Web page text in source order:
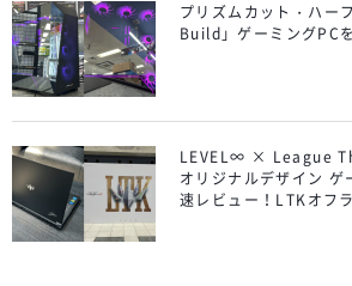
プリズムカット・ハー
Build」ゲーミングPC
LEVEL∞ × League
オリジナルデザイン ゲ
速レビュー！LTKオフ